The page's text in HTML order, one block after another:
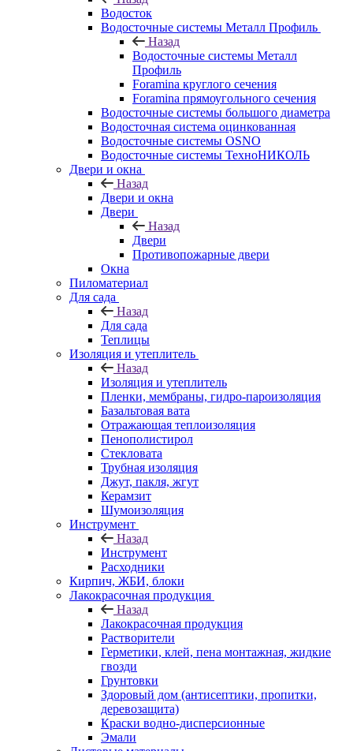
Водосток
Водосточные системы Металл Профиль
Назад
Водосточные системы Металл
Профиль
Foramina круглого сечения
Foramina прямоугольного сечения
Водосточные системы большого диаметра
Водосточная система оцинкованная
Водосточные системы OSNO
Водосточные системы ТехноНИКОЛЬ
Двери и окна
Назад
Двери и окна
Двери
Назад
Двери
Противопожарные двери
Окна
Пиломатериал
Для сада
Назад
Для сада
Теплицы
Изоляция и утеплитель
Назад
Изоляция и утеплитель
Пленки, мембраны, гидро-пароизоляция
Базальтовая вата
Отражающая теплоизоляция
Пенополистирол
Стекловата
Трубная изоляция
Джут, пакля, жгут
Керамзит
Шумоизоляция
Инструмент
Назад
Инструмент
Расходники
Кирпич, ЖБИ, блоки
Лакокрасочная продукция
Назад
Лакокрасочная продукция
Растворители
Герметики, клей, пена монтажная, жидкие
гвозди
Грунтовки
Здоровый дом (антисептики, пропитки,
деревозащита)
Краски водно-дисперсионные
Эмали